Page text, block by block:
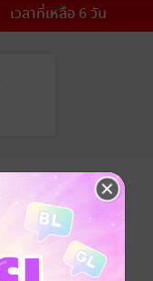
เวลาที่เหลือ 6 วัน
แชร์